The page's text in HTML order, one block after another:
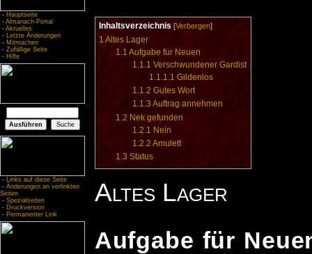
- Hauptseite
- Almanach-Portal
- Aktuelles
- Letzte Änderungen
- Mitmachen
- Zufällige Seite
- Hilfe
- Links auf diese Seite
- Änderungen an verlinkten
Seiten
- Spezialseiten
- Druckversion
- Permanenter Link
Inhaltsverzeichnis [Verbergen]
1 Altes Lager
1.1 Aufgabe für Neuen
1.1.1 Verschwundener Gardist
1.1.1.1 Gildenlos
1.1.2 Gutes Wort
1.1.3 Auftrag annehmen
1.2 Nek gefunden
1.2.1 Nein
1.2.2 Amulett
1.3 Status
Altes Lager
Aufgabe für